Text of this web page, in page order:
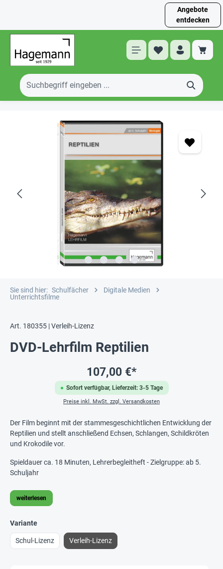
Angebote
entdecken
Sie sind hier: Schulfächer
Digitale Medien
Unterrichtsfilme
Art. 180355 | Verleih-Lizenz
DVD-Lehrfilm Reptilien
Sofort verfügbar, Lieferzeit: 3-5 Tage
107,00 €*
Preise inkl. MwSt. zzgl. Versandkosten
Der Film beginnt mit der stammesgeschichtlichen Entwicklung der
Reptilien und stellt anschließend Echsen, Schlangen, Schildkröten
und Krokodile vor.
Spieldauer ca. 18 Minuten, Lehrerbegleitheft - Zielgruppe: ab 5.
Schuljahr
weiterlesen
Variante
Schul-Lizenz Verleih-Lizenz